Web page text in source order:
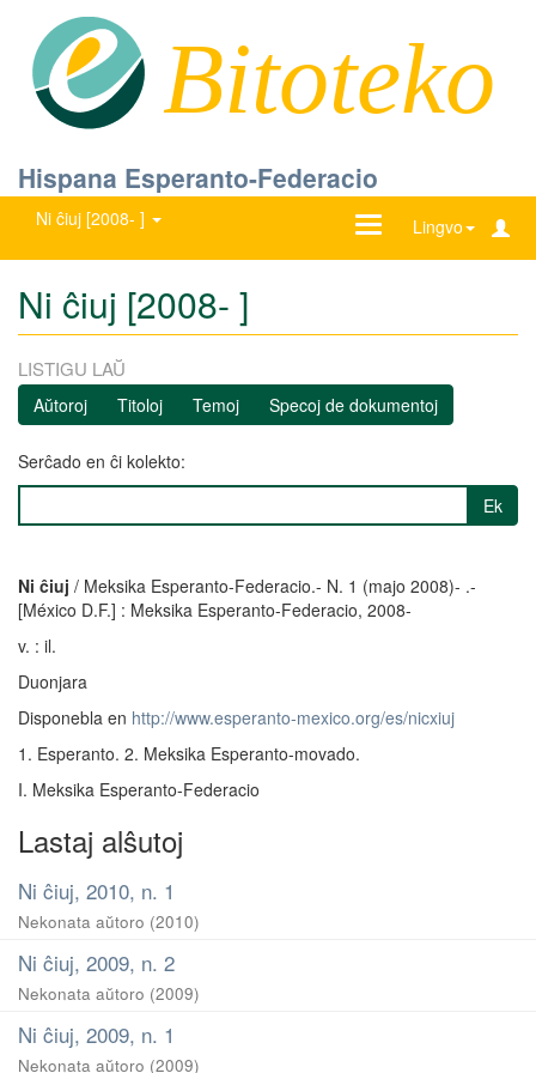
Bitoteko
Hispana Esperanto-Federacio
Ni ĉiuj [2008- ] Lingvo
Ŝanĝu
Ni ĉiuj [2008- ]
LISTIGU LAŬ
Aŭtoroj Titoloj Temoj Specoj de dokumentoj
Serĉado en ĉi kolekto:
Ek
Ni ĉiuj / Meksika Esperanto-Federacio.- N. 1 (majo 2008)- .-
[México D.F.] : Meksika Esperanto-Federacio, 2008-
v. : il.
Duonjara
Disponebla en http://www.esperanto-mexico.org/es/nicxiuj
1. Esperanto. 2. Meksika Esperanto-movado.
I. Meksika Esperanto-Federacio
Lastaj alŝutoj
Ni ĉiuj, 2010, n. 1
Nekonata aŭtoro (2010)
Ni ĉiuj, 2009, n. 2
Nekonata aŭtoro (2009)
Ni ĉiuj, 2009, n. 1
Nekonata aŭtoro (2009)